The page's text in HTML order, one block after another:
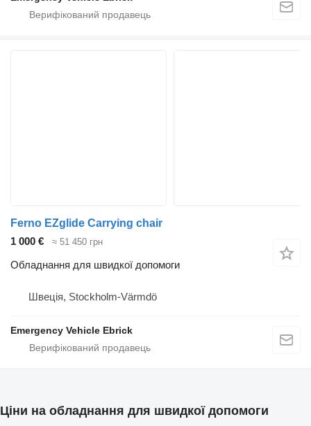
Ferno EZglide Carrying chair
1 000 €
≈ 51 450 грн
Обладнання для швидкої допомоги
Швеція, Stockholm-Värmdö
Emergency Vehicle Ebrick
Ціни на обладнання для швидкої допомоги